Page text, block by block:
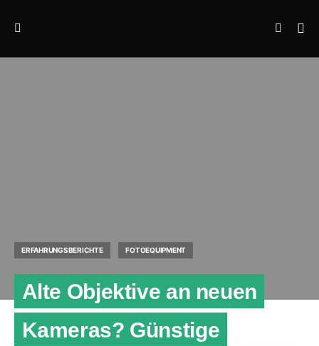
ERFAHRUNGSBERICHTE FOTOEQUIPMENT
Alte Objektive an neuen
Kameras? Günstige